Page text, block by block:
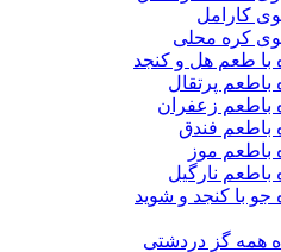
کارامل
کره محلی
با طعم هل و کنجد
باطعم پرتقال
باطعم زعفران
باطعم فندق
باطعم موز
باطعم نارگیل
جو با کنجد و شوید
همه گز دردشتی